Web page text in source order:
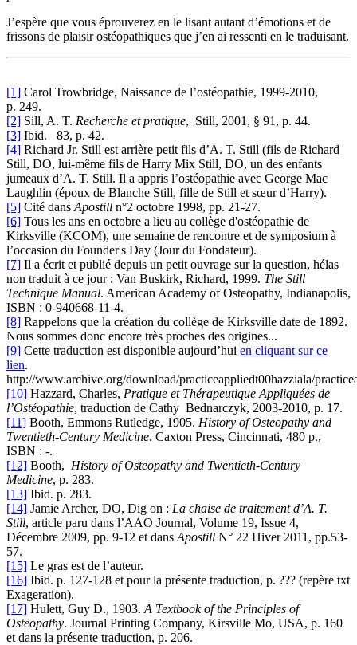
J’espère que vous éprouverez en le lisant autant d’émotions et de
frissons de plaisir ostéopathiques que j’en ai ressenti en le traduisant.
[1] Carol Trowbridge, Naissance de l’ostéopathie, 1999-2010,
p. 249.
[2] Sill, A. T. Recherche et pratique, Still, 2001, § 91, p. 44.
[3] Ibid. 83, p. 42.
[4] Richard Jr. Still est arrière petit fils d’A. T. Still (fils de Richard
Still, DO, lui-même fils de Harry Mix Still, DO, un des enfants
jumeaux d’A. T. Still. Il a appris l’ostéopathie avec George Mac
Laughlin (époux de Blanche Still, fille de Still et sœur d’Harry).
[5] Cité dans Apostill n°2 octobre 1998, pp. 21-27.
[6] Tous les ans en octobre a lieu au collège d'ostéopathie de
Kirksville (KCOM), une semaine de rencontre et de symposium à
l’occasion du Founder's Day (Jour du Fondateur).
[7] Il a écrit et publié depuis un petit ouvrage sur la question, hélas
non traduit à ce jour : Van Buskirk, Richard, 1999. The Still
Technique Manual. American Academy of Osteopathy, Indianapolis,
ISBN : 0-940668-11-4.
[8] Rappelons que la création du collège de Kirksville date de 1892.
Nous sommes donc encore très proches des origines...
[9] Cette traduction est disponible aujourd’hui en cliquant sur ce
lien.
http://www.archive.org/download/practiceappliedt00hazziala/
[10] Hazzard, Charles, Pratique et Thérapeutique Appliquées de
l’Ostéopathie, traduction de Cathy Bednarczyk, 2003-2010, p. 17.
[11] Booth, Emmons Rutledge, 1905. History of Osteopathy and
Twentieth-Century Medicine. Caxton Press, Cincinnati, 480 p.,
ISBN : -.
[12] Booth, History of Osteopathy and Twentieth-Century
Medicine, p. 283.
[13] Ibid. p. 283.
[14] Jamie Archer, DO, Dig on : La chaise de traitement d’A. T.
Still, article paru dans l’AAO Journal, Volume 19, Issue 4,
Décembre 2009, pp. 9-12 et dans Apostill N° 22 Hiver 2011, pp.53-
57.
[15] Le gras est de l’auteur.
[16] Ibid. p. 127-128 et pour la présente traduction, p. ??? (repère txt
Exageration).
[17] Hulett, Guy D., 1903. A Textbook of the Principles of
Osteopathy. Journal Printing Company, Kirsville Mo, USA, p. 160
et dans la présente traduction, p. 206.